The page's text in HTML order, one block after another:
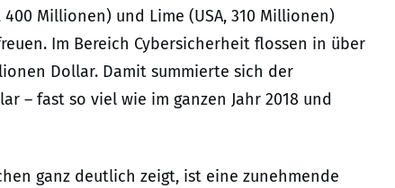
Millionen) und Lime (USA, 310 Millionen)
Im Bereich Cybersicherheit flossen in über
Dollar. Damit summierte sich der
– fast so viel wie im ganzen Jahr 2018 und
ganz deutlich zeigt, ist eine zunehmende